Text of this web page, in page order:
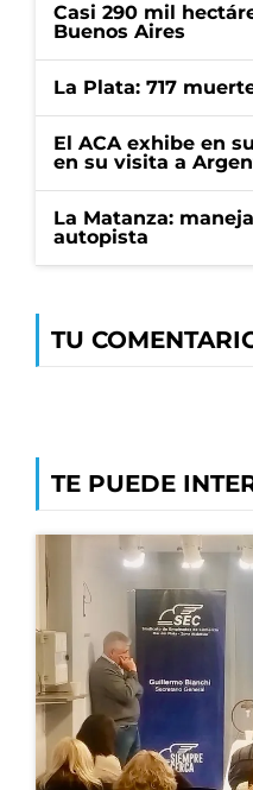
Casi 290 mil
Buenos Aires
La Plata: 717
El ACA exhibe en
en su visita a
La Matanza:
autopista
TU
TE PUEDE